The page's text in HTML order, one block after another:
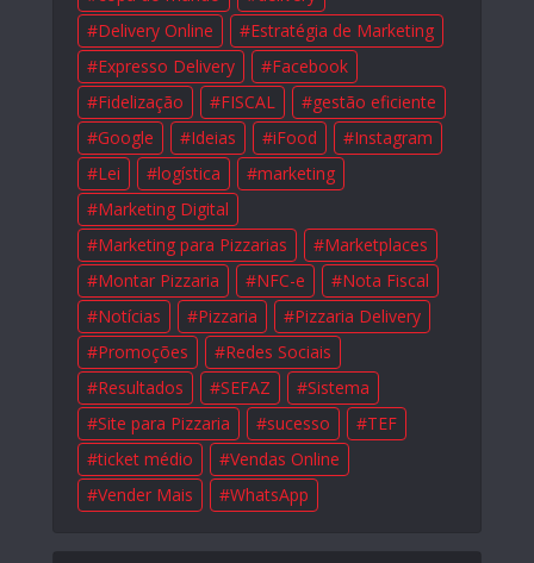
Delivery Online
Estratégia de Marketing
Expresso Delivery
Facebook
Fidelização
FISCAL
gestão eficiente
Google
Ideias iFood
Instagram
Lei
logística
marketing
Marketing Digital
Marketing para Pizzarias
Marketplaces
Montar Pizzaria
NFC-e
Nota Fiscal
Notícias
Pizzaria
Pizzaria Delivery
Promoções
Redes Sociais
Resultados
SEFAZ
Sistema
Site para Pizzaria
sucesso
TEF
ticket médio
Vendas Online
Vender Mais
WhatsApp